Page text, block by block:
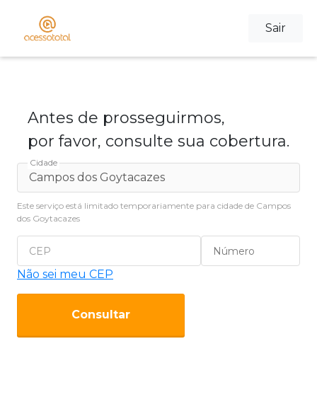
Sair
Antes de prosseguirmos,
por favor, consulte sua cobertura.
Cidade
Este serviço está limitado temporariamente para cidade de Campos
dos Goytacazes
Não sei meu CEP
Consultar